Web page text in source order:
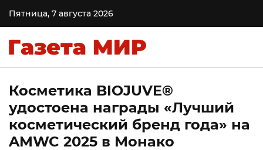
Пятница, 7 августа 2026
Косметика BIOJUVE®
удостоена награды «Лучший
косметический бренд года» на
AMWC 2025 в Монако